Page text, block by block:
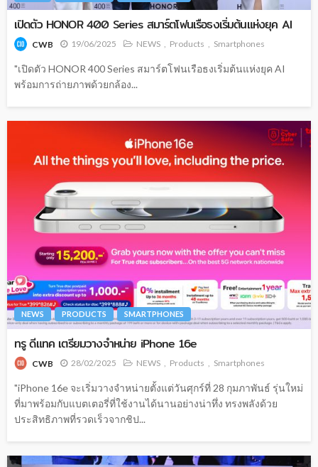
เปิดตัว HONOR 400 Series สมาร์ตโฟนเรือธงเริ่มต้นแห่งยุค AI
CWB 19/06/2025 NEWS Products Smartphones
"เปิดตัว HONOR 400 Series สมาร์ตโฟนเรือธงเริ่มต้นแห่งยุค AI
พร้อมการถ่ายภาพด้วยกล้อง...
NEWS PRODUCTS SMARTPHONES
ทรู ดีแทค เตรียมวางจำหน่าย iPhone 16e
CWB 28/02/2025 NEWS Products Smartphones
"iPhone 16e จะเริ่มวางจำหน่ายตั้งแต่วันศุกร์ที่ 28 กุมภาพันธ์ รุ่นใหม่
ที่มาพร้อมกับแบตเตอรี่ที่ใช้งานได้นานอย่างน่าทึ่ง ทรงพลังด้วย
ประสิทธิภาพที่รวดเร็วจากชิป...